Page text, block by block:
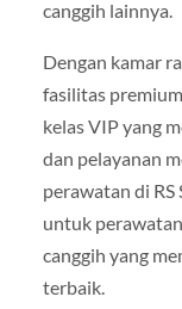
canggih lainnya.
Dengan kamar
fasilitas
kelas VIP yang
dan pelayanan
perawatan di
untuk
canggih yang
terbaik.